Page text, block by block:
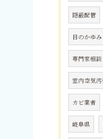
隠蔽配管
目のかゆみ
専門家相談
室内空気汚
カビ業者
岐阜県